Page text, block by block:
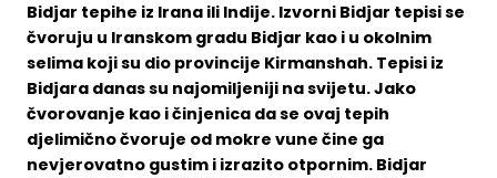
Bidjar tepihe iz Irana ili Indije. Izvorni Bidjar tepisi se
čvoruju u Iranskom gradu Bidjar kao i u okolnim
selima koji su dio provincije Kirmanshah. Tepisi iz
Bidjara danas su najomiljeniji na svijetu. Jako
čvorovanje kao i činjenica da se ovaj tepih
djelimično čvoruje od mokre vune čine ga
nevjerovatno gustim i izrazito otpornim. Bidjar